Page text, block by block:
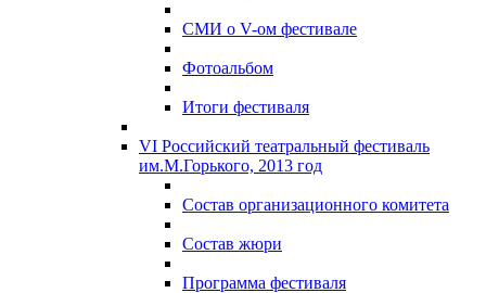
СМИ о V-ом фестивале
Фотоальбом
Итоги фестиваля
VI Российский театральный фестиваль
им.М.Горького, 2013 год
Состав организационного комитета
Состав жюри
Программа фестиваля